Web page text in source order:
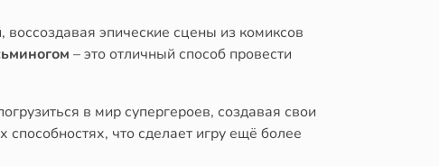
эпические сцены из комиксов
– это отличный способ провести
в мир супергероев, создавая свои
что сделает игру ещё более